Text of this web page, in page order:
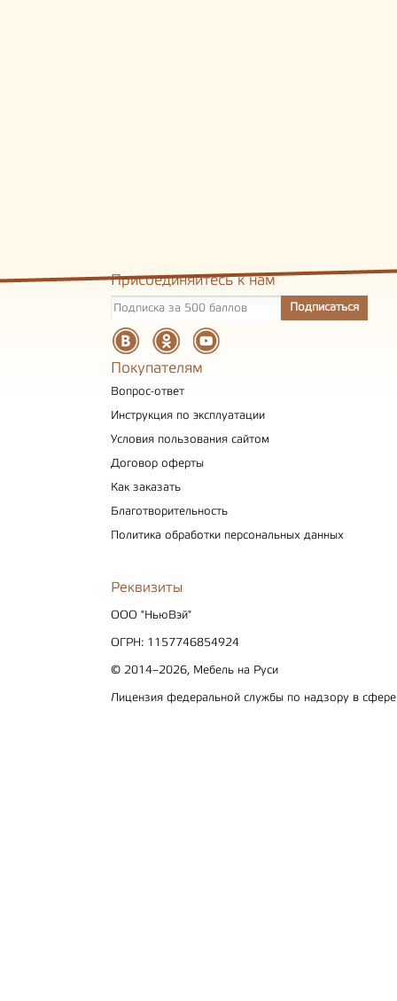
Присоединяйтесь к нам
Покупателям
Вопрос-ответ
Инструкция по эксплуатации
Условия пользования сайтом
Договор оферты
Как заказать
Благотворительность
Политика обработки персональных данных
Реквизиты
ООО "НьюВэй"
ОГРН: 1157746854924
© 2014–2026, Мебель на Руси
Лицензия федеральной службы по надзору в